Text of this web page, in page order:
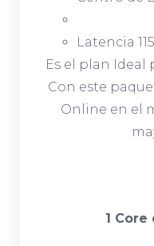
Latencia
Es el plan Ideal
Con este
Online en el
1